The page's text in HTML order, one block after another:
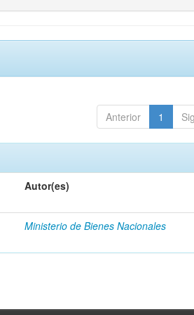
Anterior 1
Autor(es)
Ministerio de Bienes Nacionales